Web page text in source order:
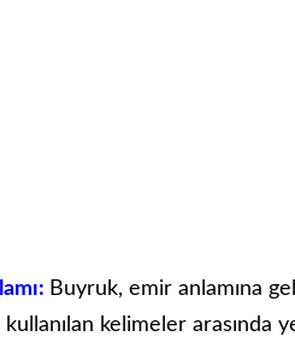
Buyruk, emir anlamına
kullanılan kelimeler arasında